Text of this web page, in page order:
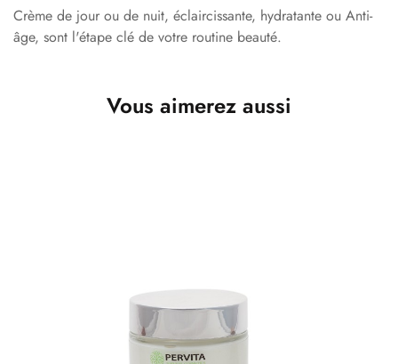
Crème de jour ou de nuit, éclaircissante, hydratante ou Anti-
âge, sont l'étape clé de votre routine beauté.
Vous aimerez aussi